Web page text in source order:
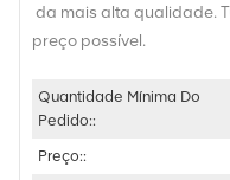
da mais alta qualidade.
preço possível.
Quantidade Mínima Do
Pedido::
Preço::